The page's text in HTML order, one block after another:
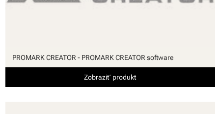
PROMARK CREATOR - PROMARK CREATOR software
Zobraziť produkt